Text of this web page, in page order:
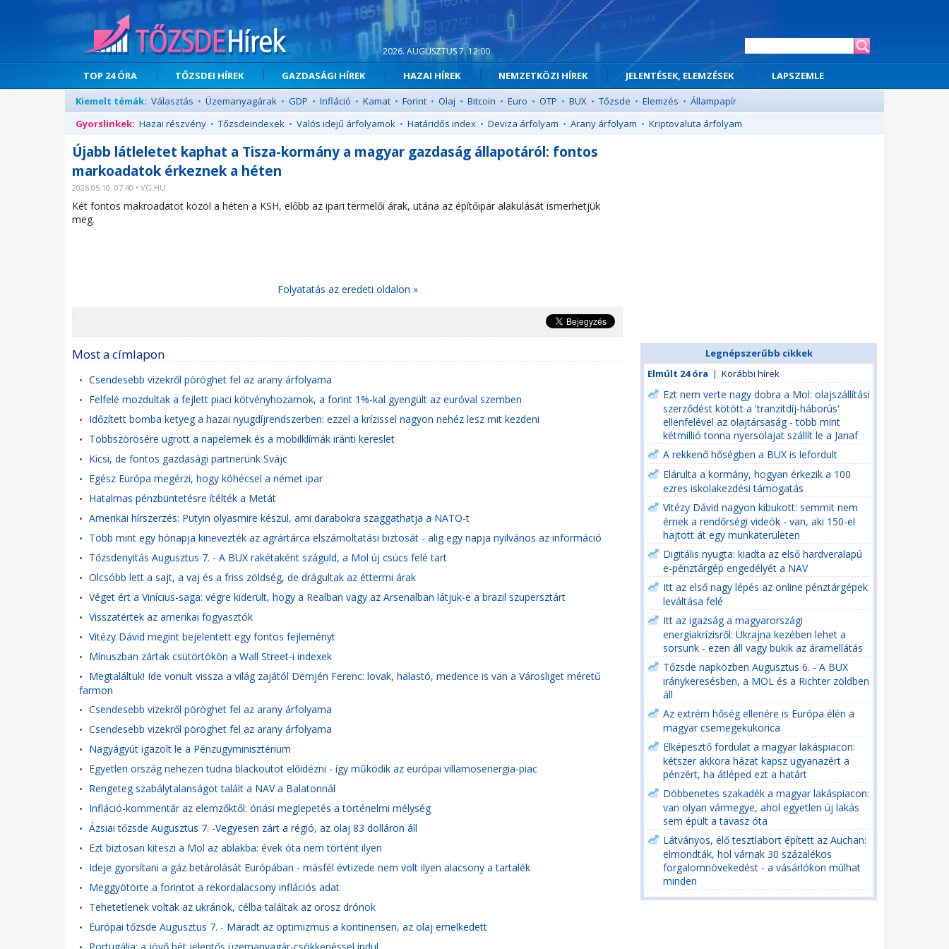
2026. AUGUSZTUS 7. 12:00
TOP 24 ÓRA TŐZSDEI HÍREK GAZDASÁGI HÍREK HAZAI HÍREK NEMZETKÖZI HÍREK JELENTÉSEK, ELEMZÉSEK
LAPSZEMLE
Kiemelt témák: Választás • Üzemanyagárak • GDP • Infláció • Kamat • Forint • Olaj • Bitcoin • Euro • OTP • BUX • Tőzsde • Elemzés • Állampapír
Gyorslinkek: Hazai részvény • Tőzsdeindexek • Valós idejű árfolyamok • Határidős index • Deviza árfolyam • Arany árfolyam • Kriptovaluta árfolyam
Újabb látleletet kaphat a Tisza-kormány a magyar gazdaság állapotáról: fontos
markoadatok érkeznek a héten
2026.05.10. 07:40 • VG.HU
Két fontos makroadatot közöl a héten a KSH, előbb az ipari termelői árak, utána az építőipar alakulását ismerhetjük
meg.
Folyatatás az eredeti oldalon »
Most a címlapon
• Csendesebb vizekről pöröghet fel az arany árfolyama
• Felfelé mozdultak a fejlett piaci kötvényhozamok, a forint 1%-kal gyengült az euróval szemben
• Időzített bomba ketyeg a hazai nyugdíjrendszerben: ezzel a krízissel nagyon nehéz lesz mit kezdeni
• Többszörösére ugrott a napelemek és a mobilklímák iránti kereslet
• Kicsi, de fontos gazdasági partnerünk Svájc
• Egész Európa megérzi, hogy köhécsel a német ipar
• Hatalmas pénzbüntetésre ítélték a Metát
• Amerikai hírszerzés: Putyin olyasmire készül, ami darabokra szaggathatja a NATO-t
• Több mint egy hónapja kinevezték az agrártárca elszámoltatási biztosát - alig egy napja nyilvános az információ
• Tőzsdenyitás Augusztus 7. - A BUX rakétaként száguld, a Mol új csúcs felé tart
• Olcsóbb lett a sajt, a vaj és a friss zöldség, de drágultak az éttermi árak
• Véget ért a Vinícius-saga: végre kiderült, hogy a Realban vagy az Arsenalban látjuk-e a brazil szupersztárt
• Visszatértek az amerikai fogyasztók
• Vitézy Dávid megint bejelentett egy fontos fejleményt
• Mínuszban zártak csütörtökön a Wall Street-i indexek
• Megtaláltuk! Ide vonult vissza a világ zajától Demjén Ferenc: lovak, halastó, medence is van a Városliget méretű
farmon
• Csendesebb vizekről pöröghet fel az arany árfolyama
• Csendesebb vizekről pöröghet fel az arany árfolyama
• Nagyágyút igazolt le a Pénzügyminisztérium
• Egyetlen ország nehezen tudna blackoutot előidézni - így működik az európai villamosenergia-piac
• Rengeteg szabálytalanságot talált a NAV a Balatonnál
• Infláció-kommentár az elemzőktől: óriási meglepetés a történelmi mélység
• Ázsiai tőzsde Augusztus 7. -Vegyesen zárt a régió, az olaj 83 dolláron áll
• Ezt biztosan kiteszi a Mol az ablakba: évek óta nem történt ilyen
• Ideje gyorsítani a gáz betárolását Európában - másfél évtizede nem volt ilyen alacsony a tartalék
• Meggyötörte a forintot a rekordalacsony inflációs adat
• Tehetetlenek voltak az ukránok, célba találtak az orosz drónok
• Európai tőzsde Augusztus 7. - Maradt az optimizmus a kontinensen, az olaj emelkedett
Legnépszerűbb cikkek
Elmúlt 24 óra | Korábbi hírek
Ezt nem verte nagy dobra a Mol: olajszállítási
szerződést kötött a 'tranzitdíj-háborús'
ellenfelével az olajtársaság - több mint
kétmillió tonna nyersolajat szállít le a Janaf
A rekkenő hőségben a BUX is lefordult
Elárulta a kormány, hogyan érkezik a 100
ezres iskolakezdési támogatás
Vitézy Dávid nagyon kibukott: semmit nem
érnek a rendőrségi videók - van, aki 150-el
hajtott át egy munkaterületen
Digitális nyugta: kiadta az első hardveralapú
e-pénztárgép engedélyét a NAV
Itt az első nagy lépés az online pénztárgépek
leváltása felé
Itt az igazság a magyarországi
energiakrízisről: Ukrajna kezében lehet a
sorsunk - ezen áll vagy bukik az áramellátás
Tőzsde napközben Augusztus 6. - A BUX
iránykeresésben, a MOL és a Richter zöldben
áll
Az extrém hőség ellenére is Európa élén a
magyar csemegekukorica
Elképesztő fordulat a magyar lakáspiacon:
kétszer akkora házat kapsz ugyanazért a
pénzért, ha átléped ezt a határt
Döbbenetes szakadék a magyar lakáspiacon:
van olyan vármegye, ahol egyetlen új lakás
sem épült a tavasz óta
Látványos, élő tesztlabort épített az Auchan:
elmondták, hol várnak 30 százalékos
forgalomnövekedést - a vásárlókon múlhat
minden